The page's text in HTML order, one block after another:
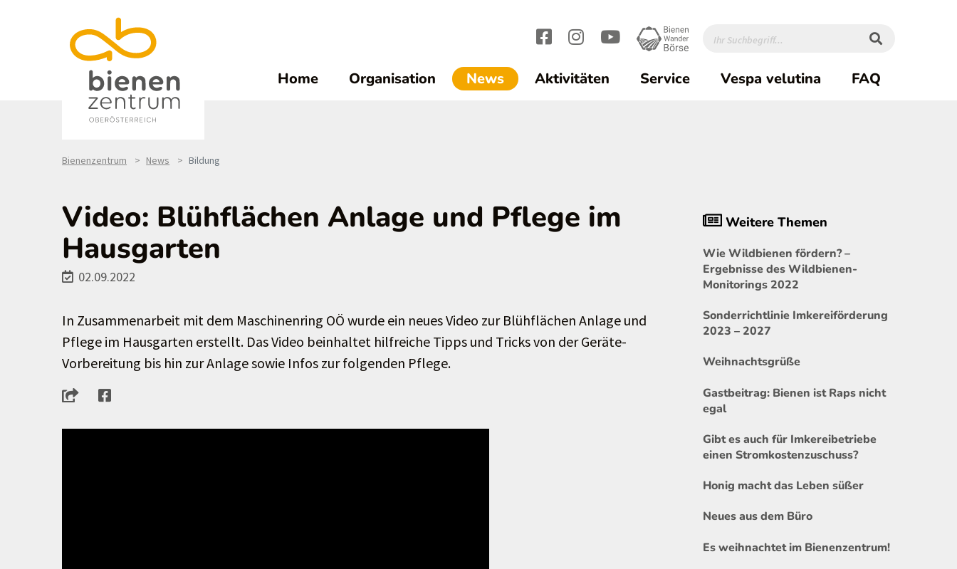
Home Organisation News(current)1
Aktivitäten Service Vespa velutina FAQ
Bienenzentrum News Bildung
Video: Blühflächen Anlage und Pflege im
Hausgarten
02.09.2022
In Zusammenarbeit mit dem Maschinenring OÖ wurde ein neues Video zur Blühflächen Anlage und
Pflege im Hausgarten erstellt. Das Video beinhaltet hilfreiche Tipps und Tricks von der Geräte-
Vorbereitung bis hin zur Anlage sowie Infos zur folgenden Pflege.
Weitere Themen
Wie Wildbienen fördern? –
Ergebnisse des Wildbienen-
Monitorings 2022
Sonderrichtlinie Imkereiförderung
2023 – 2027
Weihnachtsgrüße
Gastbeitrag: Bienen ist Raps nicht
egal
Gibt es auch für Imkereibetriebe
einen Stromkostenzuschuss?
Honig macht das Leben süßer
Neues aus dem Büro
Es weihnachtet im Bienenzentrum!